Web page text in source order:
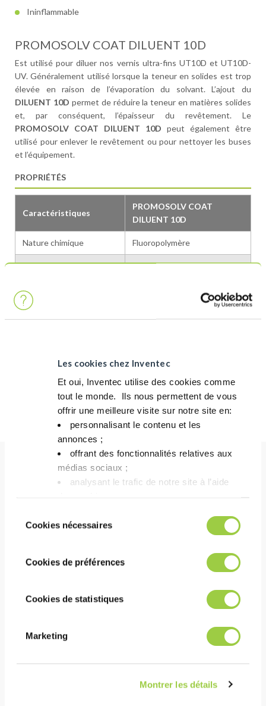
Les cookies chez Inventec
Et oui, Inventec utilise des cookies comme
tout le monde. ​ Ils nous permettent de vous
offrir une meilleure visite sur notre site en:​
personnalisant le contenu et les
annonces ;​
offrant des fonctionnalités relatives aux
médias sociaux ; ​
analysant le trafic de notre site à l’aide
refuser ou de les paramétrer.​ Pas de
panique, vous pourrez également modifier à
tout moment vos choix dans l'onglet Gérer
les cookies.​ ​ ​
duCookies nécessaires
Cookies de préférences
Cookies de statistiques
Marketing
Montrer les détails
Ininflammable
PROMOSOLV COAT DILUENT 10D
Est utilisé pour diluer nos vernis ultra-fins UT10D et UT10D-
UV. Généralement utilisé lorsque la teneur en solides est trop
élevée en raison de l’évaporation du solvant. L’ajout du
DILUENT 10D permet de réduire la teneur en matières solides
et, par conséquent, l’épaisseur du revêtement. Le
PROMOSOLV COAT DILUENT 10D peut également être
utilisé pour enlever le revêtement ou pour nettoyer les buses
et l’équipement.
PROPRIÉTÉS
Caractéristiques
PROMOSOLV COAT
DILUENT 10D
Nature chimique Fluoropolymère
Apparence Clair à légèrement trouble
Masse volumique (g/cm³)
à 20°C
Point éclair Aucun
Viscosité (cSt) ~1
PERFORMANCE
couverture homogène du revêtement, même dans les
espaces les plus étroits
Permet un séchage rapide du revêtement sans